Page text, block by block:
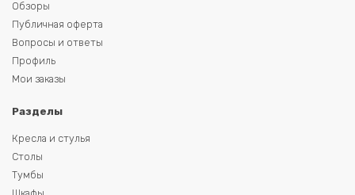
Обзоры
Публичная оферта
Вопросы и ответы
Профиль
Мои заказы
Разделы
Кресла и стулья
Столы
Тумбы